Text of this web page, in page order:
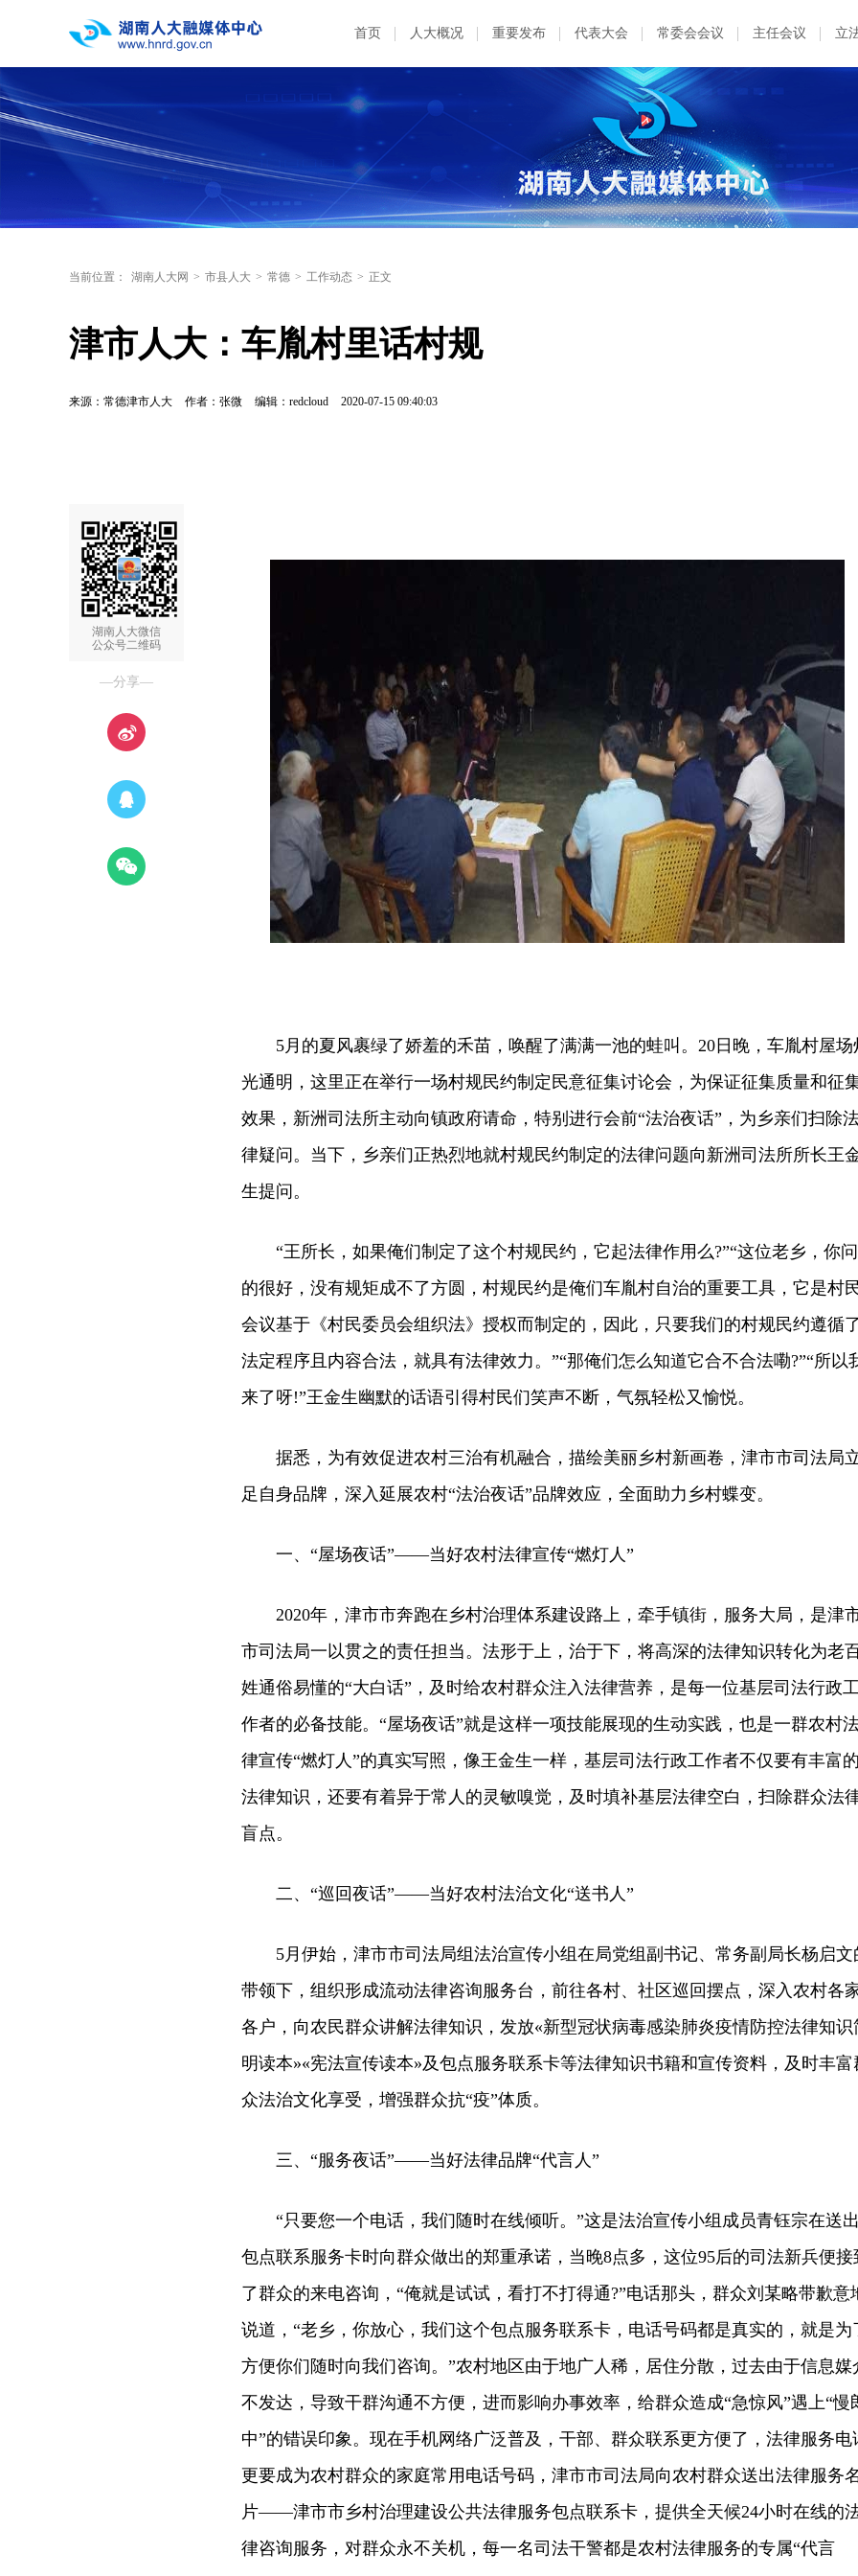
首页 人大概况 重要发布 代表大会 常委会会议 主任会议 立
当前位置： 湖南人大网 > 市县人大 > 常德 > 工作动态 > 正文
津市人大：车胤村里话村规
来源：常德津市人大 作者：张微 编辑：redcloud 2020-07-15 09:40:03
湖南人大微信
公众号二维码
—分享—
5月的夏风裹绿了娇羞的禾苗，唤醒了满满一池的蛙叫。20日晚，车胤村屋场
光通明，这里正在举行一场村规民约制定民意征集讨论会，为保证征集质量和征
效果，新洲司法所主动向镇政府请命，特别进行会前“法治夜话”，为乡亲们扫除
律疑问。当下，乡亲们正热烈地就村规民约制定的法律问题向新洲司法所所长王
生提问。
“王所长，如果俺们制定了这个村规民约，它起法律作用么?”“这位老乡，你问
的很好，没有规矩成不了方圆，村规民约是俺们车胤村自治的重要工具，它是村
会议基于《村民委员会组织法》授权而制定的，因此，只要我们的村规民约遵循
法定程序且内容合法，就具有法律效力。”“那俺们怎么知道它合不合法嘞?”“所以
来了呀!”王金生幽默的话语引得村民们笑声不断，气氛轻松又愉悦。
据悉，为有效促进农村三治有机融合，描绘美丽乡村新画卷，津市市司法局
足自身品牌，深入延展农村“法治夜话”品牌效应，全面助力乡村蝶变。
一、“屋场夜话”——当好农村法律宣传“燃灯人”
2020年，津市市奔跑在乡村治理体系建设路上，牵手镇街，服务大局，是津
市司法局一以贯之的责任担当。法形于上，治于下，将高深的法律知识转化为老
姓通俗易懂的“大白话”，及时给农村群众注入法律营养，是每一位基层司法行政工
作者的必备技能。“屋场夜话”就是这样一项技能展现的生动实践，也是一群农村
律宣传“燃灯人”的真实写照，像王金生一样，基层司法行政工作者不仅要有丰富的
法律知识，还要有着异于常人的灵敏嗅觉，及时填补基层法律空白，扫除群众法
盲点。
二、“巡回夜话”——当好农村法治文化“送书人”
5月伊始，津市市司法局组法治宣传小组在局党组副书记、常务副局长杨启文
带领下，组织形成流动法律咨询服务台，前往各村、社区巡回摆点，深入农村各
各户，向农民群众讲解法律知识，发放«新型冠状病毒感染肺炎疫情防控法律知识
明读本»«宪法宣传读本»及包点服务联系卡等法律知识书籍和宣传资料，及时丰富
众法治文化享受，增强群众抗“疫”体质。
三、“服务夜话”——当好法律品牌“代言人”
“只要您一个电话，我们随时在线倾听。”这是法治宣传小组成员青钰宗在送出
包点联系服务卡时向群众做出的郑重承诺，当晚8点多，这位95后的司法新兵便接
了群众的来电咨询，“俺就是试试，看打不打得通?”电话那头，群众刘某略带歉意
说道，“老乡，你放心，我们这个包点服务联系卡，电话号码都是真实的，就是为
方便你们随时向我们咨询。”农村地区由于地广人稀，居住分散，过去由于信息媒
不发达，导致干群沟通不方便，进而影响办事效率，给群众造成“急惊风”遇上“慢
中”的错误印象。现在手机网络广泛普及，干部、群众联系更方便了，法律服务电
更要成为农村群众的家庭常用电话号码，津市市司法局向农村群众送出法律服务名
片——津市市乡村治理建设公共法律服务包点联系卡，提供全天候24小时在线的
律咨询服务，对群众永不关机，每一名司法干警都是农村法律服务的专属“代言